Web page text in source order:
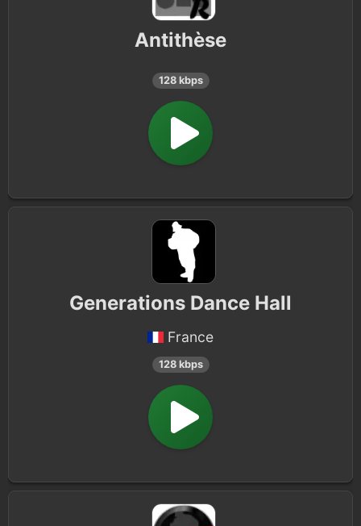
Antithèse
128 kbps
Generations Dance Hall
France
128 kbps